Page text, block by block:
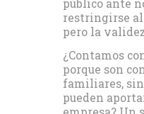
público ante
restringirse
pero la
¿Contamos
porque son
familiares,
pueden